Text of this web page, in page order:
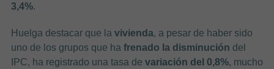
3,4%.
Huelga destacar que la vivienda, a pesar de haber sido
uno de los grupos que ha frenado la disminución del
IPC, ha registrado una tasa de variación del 0,8%, mucho